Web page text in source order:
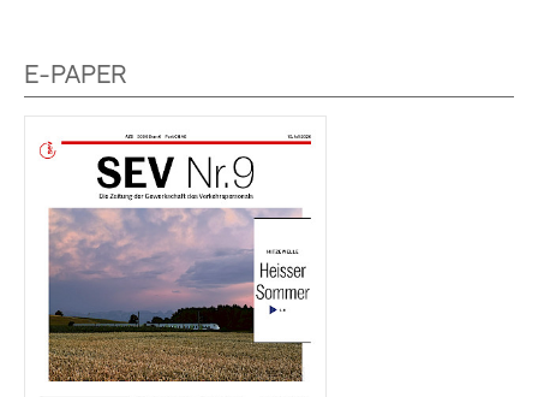
E-PAPER